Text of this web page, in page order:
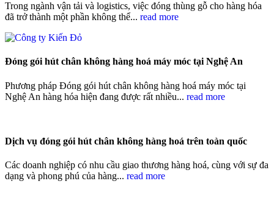
Trong ngành vận tải và logistics, việc đóng thùng gỗ cho hàng hóa
đã trở thành một phần không thể... read more
Đóng gói hút chân không hàng hoá máy móc tại Nghệ An
Phương pháp Đóng gói hút chân không hàng hoá máy móc tại
Nghệ An hàng hóa hiện đang được rất nhiều... read more
Dịch vụ đóng gói hút chân không hàng hoá trên toàn quốc
Các doanh nghiệp có nhu cầu giao thương hàng hoá, cùng với sự đa
dạng và phong phú của hàng... read more